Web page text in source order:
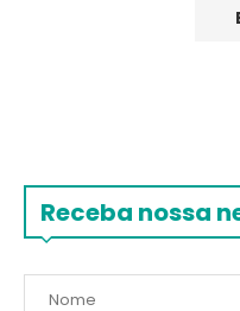
Receba nossa